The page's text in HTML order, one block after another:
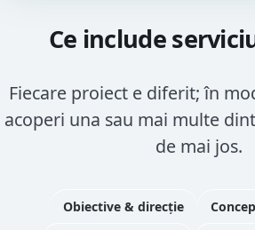
Ce include
Fiecare proiect e diferit; în
acoperi una sau mai multe
de mai jos.
Obiective & direcție